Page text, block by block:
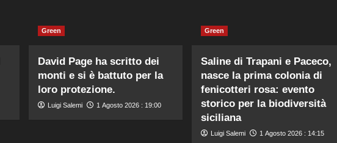
Green
David Page ha scritto dei
monti e si è battuto per la
loro protezione.
Luigi Salemi 1 Agosto 2026 : 19:00
Green
Saline di Trapani e Paceco,
nasce la prima colonia di
fenicotteri rosa: evento
storico per la biodiversità
siciliana
Luigi Salemi 1 Agosto 2026 : 14:15